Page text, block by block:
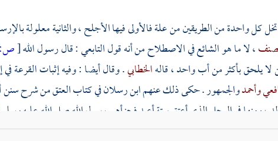
كل واحدة من الطريقين من علة فالأولى فيهاالأجلح، والثانية معلولة
، لا ما هو الشائع في الاصطلاح من أنه قول التابعي : قال رسول الله[ص:
لا يلحق بأكثر من أب واحد ، قالهالخطابي. وقال أيضا : وفيه إثبات القرعة
وأحمدوالجمهور . حكى ذلك عنهمابن رسلانفي كتاب العتق من شرح سنن
، ومنها في الرجل الذي أعتق ستة أعبد فجزأهم رسول الله صلى الله عليه
مسلموأبي داودوالنسائيوالترمذيوابن ماجه